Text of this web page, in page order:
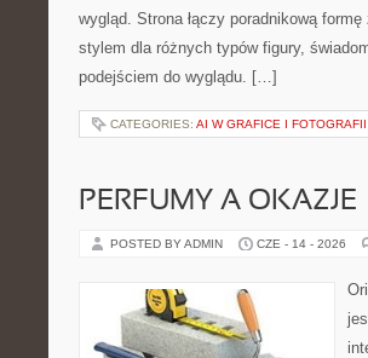
wygląd. Strona łączy poradnikową
stylem dla różnych typów figury,
podejściem do wyglądu. […]
CATEGORIES: AI W GRAFICE I FOTOGRAFII
PERFUMY A OKAZJE
POSTED BY ADMIN CZE - 14 - 2026